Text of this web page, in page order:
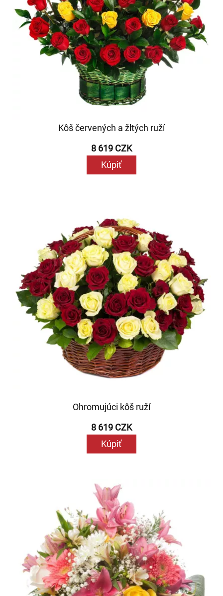
Kôš červených a žltých ruží
8 619 CZK
Kúpiť
Ohromujúci kôš ruží
8 619 CZK
Kúpiť